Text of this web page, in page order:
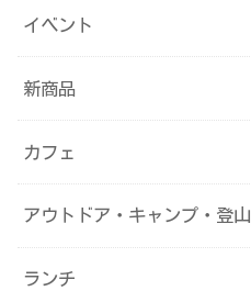
イベント
新商品
カフェ
アウトドア・キャンプ・登山
ランチ